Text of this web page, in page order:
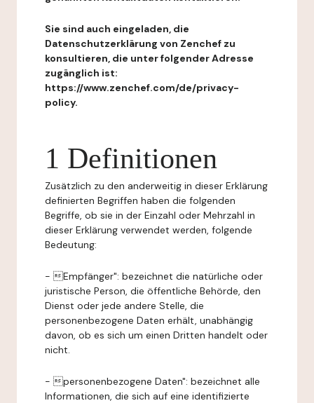
Sie sind auch eingeladen, die
Datenschutzerklärung von Zenchef zu
konsultieren, die unter folgender Adresse
zugänglich ist:
https://www.zenchef.com/de/privacy-
policy.
1 Definitionen
Zusätzlich zu den anderweitig in dieser Erklärung
definierten Begriffen haben die folgenden
Begriffe, ob sie in der Einzahl oder Mehrzahl in
dieser Erklärung verwendet werden, folgende
Bedeutung:
- Empfänger": bezeichnet die natürliche oder
juristische Person, die öffentliche Behörde, den
Dienst oder jede andere Stelle, die
personenbezogene Daten erhält, unabhängig
davon, ob es sich um einen Dritten handelt oder
nicht.
- personenbezogene Daten": bezeichnet alle
Informationen, die sich auf eine identifizierte